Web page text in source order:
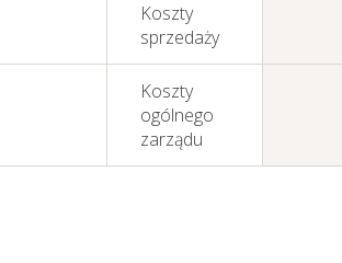
Zarządzanie kapitałem
ludzkim
Koszty
sprzedaży
Koszty
ogólnego
zarządu